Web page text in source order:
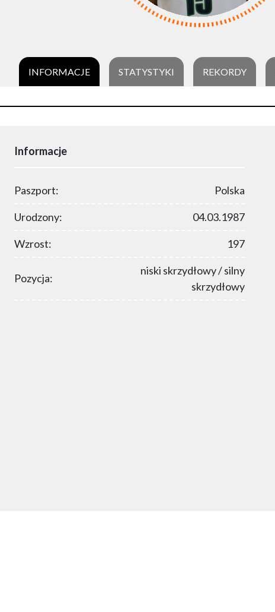
INFORMACJE STATYSTYKI REKORDY
Informacje
Paszport: Polska
Urodzony: 04.03.1987
Wzrost: 197
Pozycja:
niski skrzydłowy / silny
skrzydłowy